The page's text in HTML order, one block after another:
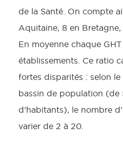
de la Santé. On compte
Aquitaine, 8 en Bretagne,
En moyenne chaque
établissements. Ce ratio
fortes disparités : selon
bassin de population
d’habitants), le nombre
varier de 2 à 20.